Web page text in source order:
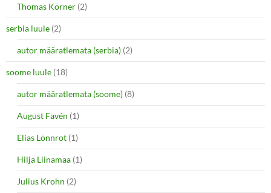
Thomas Körner (2)
serbia luule (2)
autor määratlemata (serbia) (2)
soome luule (18)
autor määratlemata (soome) (8)
August Favén (1)
Elias Lönnrot (1)
Hilja Liinamaa (1)
Julius Krohn (2)